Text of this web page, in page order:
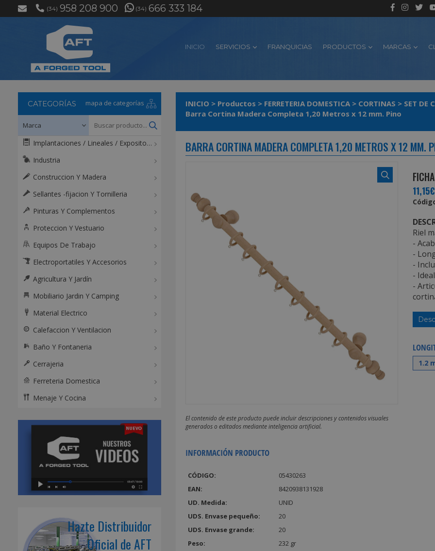
(34) 958 208 900 (34) 666 333 184
INICIO SERVICIOS FRANQUICIAS PRODUCTOS MARCAS
INICIO > Productos > FERRETERIA DOMESTICA > CORTINAS > SET DE
Barra Cortina Madera Completa 1,20 Metros x 12 mm. Pino
BARRA CORTINA MADERA COMPLETA 1,20 METROS X 12 MM.
El contenido de este producto puede incluir descripciones y contenidos visuales
generados o editados mediante inteligencia artificial.
INFORMACIÓN PRODUCTO
CÓDIGO:
05430263
EAN:
8420938131928
UD. Medida:
UNID
UDS. Envase pequeño:
20
UDS. Envase grande:
20
Peso:
232 gr
11,15€
Riel
-
-
-
-
-
1.2
CATEGORÍAS mapa de categorías
Implantaciones / Lineales / Expositores / Mostradores
Industria
Construccion Y Madera
Sellantes -fijacion Y Tornilleria
Pinturas Y Complementos
Proteccion Y Vestuario
Equipos De Trabajo
Electroportatiles Y Accesorios
Agricultura Y Jardín
Mobiliario Jardin Y Camping
Material Electrico
Calefaccion Y Ventilacion
Baño Y Fontaneria
Cerrajeria
Ferreteria Domestica
Menaje Y Cocina
Hazte Distribuidor
Oficial de AFT